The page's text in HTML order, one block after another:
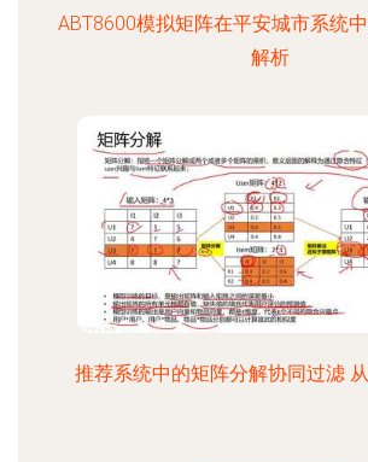
ABT8600模拟矩阵在平安城市系统
解析
推荐系统中的矩阵分解协同过滤